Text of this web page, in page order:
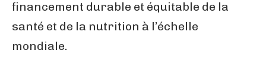
financement durable et équitable de la
santé et de la nutrition à l’échelle
mondiale.